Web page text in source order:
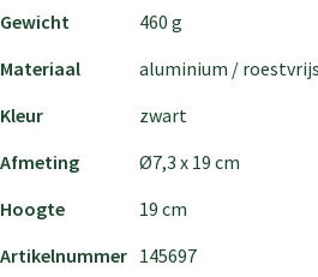
Gewicht
460 g
Materiaal
aluminium /
Kleur
zwart
Afmeting
Ø7,3 x 19 cm
Hoogte
19 cm
Artikelnummer 145697